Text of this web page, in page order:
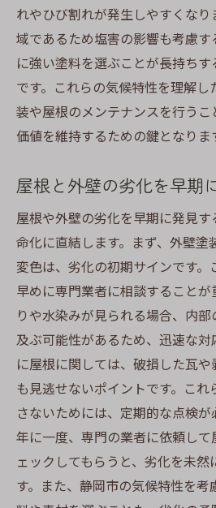
屋根劣化の早期発見と
有効な外壁メンテナン
地域特性に合わせた塗
長持ちする外壁塗装の
専門家による定期的な
屋根の塗り替えサインを知
装のプロフェッショナルガイ
プロが教える屋根塗り
静岡市における外壁塗
塗装のプロが推奨する
屋根と外壁を長持ちさ
専門家に頼る塗装プラ
安心して任せられる塗
静岡市での快適な住環境を
の劣化対策
住まいの環境を守るた
屋根劣化を防ぐための
外壁塗装で実現する快
地域の気候に適した暮
れやひび割れが発生しやすくな
域であるため塩害の影響も考慮
に強い塗料を選ぶことが長持ち
です。これらの気候特性を理解し
装や屋根のメンテナンスを行う
価値を維持するための鍵となりま
屋根と外壁の劣化を早期
屋根や外壁の劣化を早期に発見
命化に直結します。まず、外壁塗
変色は、劣化の初期サインです。
早めに専門業者に相談すること
りや水染みが見られる場合、内
及ぶ可能性があるため、迅速な
に屋根に関しては、破損した瓦
も見逃せないポイントです。こ
さないためには、定期的な点検
年に一度、専門の業者に依頼し
ェックしてもらうと、劣化を未然
す。また、静岡市の気候特性を